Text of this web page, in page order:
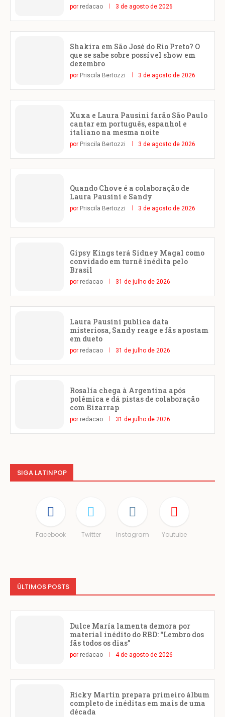
por redacao 3 de agosto de 2026
Shakira em São José do Rio Preto? O
que se sabe sobre possível show em
dezembro
por Priscila Bertozzi 3 de agosto de 2026
Xuxa e Laura Pausini farão São Paulo
cantar em português, espanhol e
italiano na mesma noite
por Priscila Bertozzi 3 de agosto de 2026
Quando Chove é a colaboração de
Laura Pausini e Sandy
por Priscila Bertozzi 3 de agosto de 2026
Gipsy Kings terá Sidney Magal como
convidado em turnê inédita pelo
Brasil
por redacao 31 de julho de 2026
Laura Pausini publica data
misteriosa, Sandy reage e fãs apostam
em dueto
por redacao 31 de julho de 2026
Rosalía chega à Argentina após
polêmica e dá pistas de colaboração
com Bizarrap
por redacao 31 de julho de 2026
SIGA LATINPOP
Facebook Twitter Instagram Youtube
ÚLTIMOS POSTS
Dulce María lamenta demora por
material inédito do RBD: “Lembro dos
fãs todos os dias”
por redacao 4 de agosto de 2026
Ricky Martin prepara primeiro álbum
completo de inéditas em mais de uma
década